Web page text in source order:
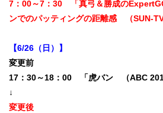
7：00～7：30 「真弓＆勝成の
ンでのパッティングの距離感 （SUN-
【6/26（日）】
変更前
17：30～18：00 「虎バン （ABC
↓
変更後